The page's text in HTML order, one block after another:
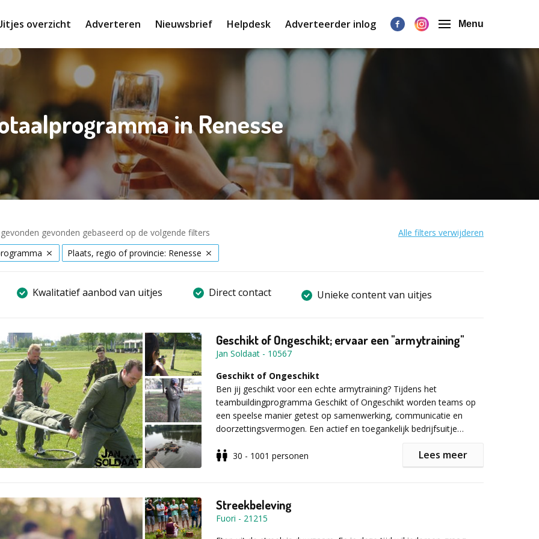
overzicht Adverteren Nieuwsbrief Helpdesk Adverteerder inlog Menu
in Renesse
gevonden gebaseerd op de volgende filters
Alle filters verwijderen
Plaats, regio of provincie: Renesse
Kwalitatief aanbod van uitjes Direct contact Unieke content van uitjes
Geschikt of Ongeschikt; ervaar een "armytraining"
Jan Soldaat - 10567
Geschikt of Ongeschikt
Ben jij geschikt voor een echte armytraining? Tijdens het
teambuildingprogramma Geschikt of Ongeschikt worden teams op
een speelse manier getest op samenwerking, communicatie en
doorzettingsvermogen. Een actief en toegankelijk bedrijfsuitje
briefing door Korporaal Jan. Daarna worden de teams ingedeeld en
begint de training. Tijdens verschillende opdrachten worden teams
getest op samenwerking, strategie en communicatie. Denk aan
30 - 1001 personen Lees meer
Streekbeleving
Fuori - 21215